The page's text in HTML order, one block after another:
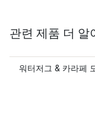
관련 제품 더 알
워터저그 & 카라페